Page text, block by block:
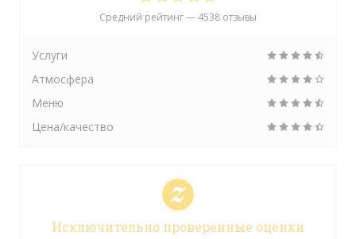
Средний рейтинг — 4538 отзывы
Услуги
Атмосфера
Меню
Цена/качество
Исключительно проверенные оценки